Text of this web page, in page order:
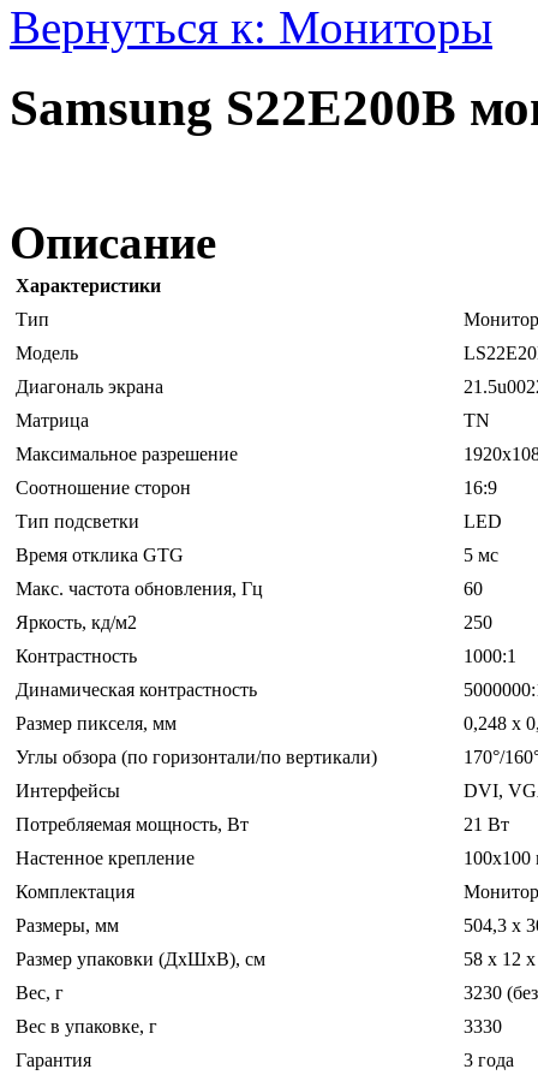
Вернуться к: Мониторы
Samsung S22E200B
Описание
Характеристики
Тип
Монитор
Модель
Диагональ экрана
Матрица
TN
Максимальное разрешение
Соотношение сторон
16:9
Тип подсветки
LED
Время отклика GTG
5 мс
Макс. частота обновления, Гц
60
Яркость, кд/м2
250
Контрастность
1000:1
Динамическая контрастность
Размер пикселя, мм
0,248 х
Углы обзора (по горизонтали/по вертикали)
170°/
Интерфейсы
DVI,
Потребляемая мощность, Вт
21 Вт
Настенное крепление
100x100
Комплектация
Размеры, мм
504,3 x
Размер упаковки (ДхШхВ), см
58 x 12
Вес, г
3230
Вес в упаковке, г
3330
Гарантия
3 года